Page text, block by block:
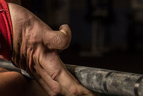
نقاشی ناخوداگاه
یک دست با قابلیت تحمل وزن بالا